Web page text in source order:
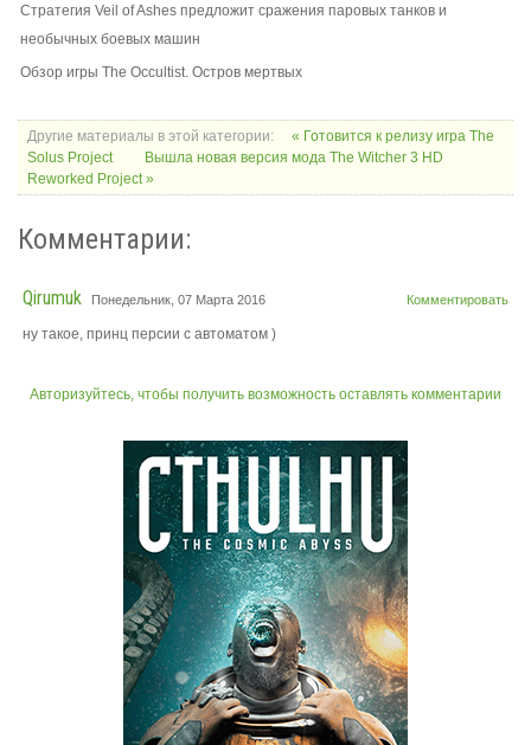
Стратегия Veil of Ashes предложит сражения паровых танков и
необычных боевых машин
Обзор игры The Occultist. Остров мертвых
Другие материалы в этой категории:
« Готовится к релизу игра The
Solus Project
Вышла новая версия мода The Witcher 3 HD
Reworked Project »
Комментарии:
Комментировать
Qirumuk Понедельник, 07 Марта 2016
ну такое, принц персии с автоматом )
Авторизуйтесь, чтобы получить возможность оставлять комментарии